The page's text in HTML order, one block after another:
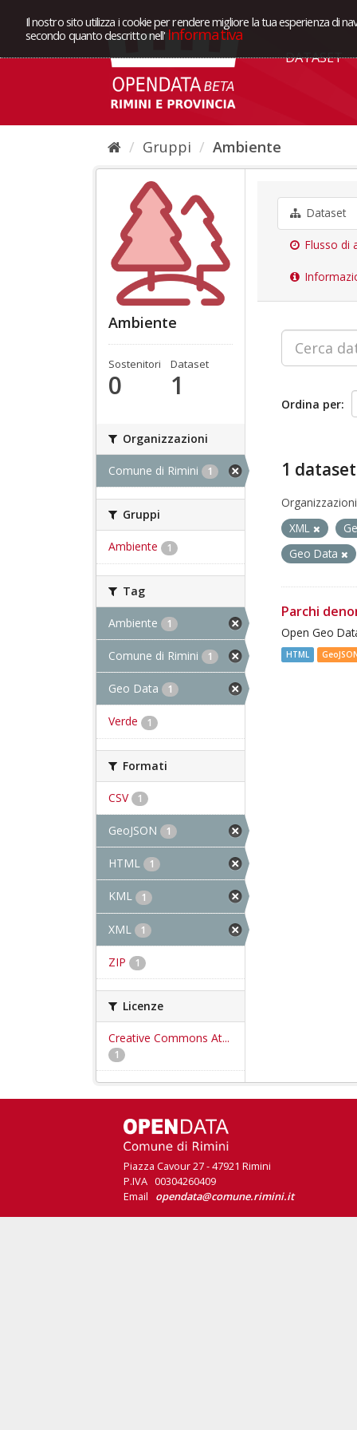
Il nostro sito utilizza i cookie per rendere migliore la tua esperienza di
secondo quanto descritto nell' Informativa
DATASET
Gruppi Ambiente
Ambiente
Sostenitori
0
Dataset
1
Organizzazioni
Comune di Rimini 1
Gruppi
Ambiente 1
Tag
Ambiente 1
Comune di Rimini 1
Geo Data 1
Verde 1
Formati
CSV 1
GeoJSON 1
HTML 1
KML 1
XML 1
ZIP 1
Licenze
Creative Commons At...
1
Dataset
Flusso di
Ordina per
1
XML
Geo Data
Parchi
Open Geo
HTML
Piazza Cavour 27 - 47921 Rimini
P.IVA 00304260409
Email opendata@comune.rimini.it